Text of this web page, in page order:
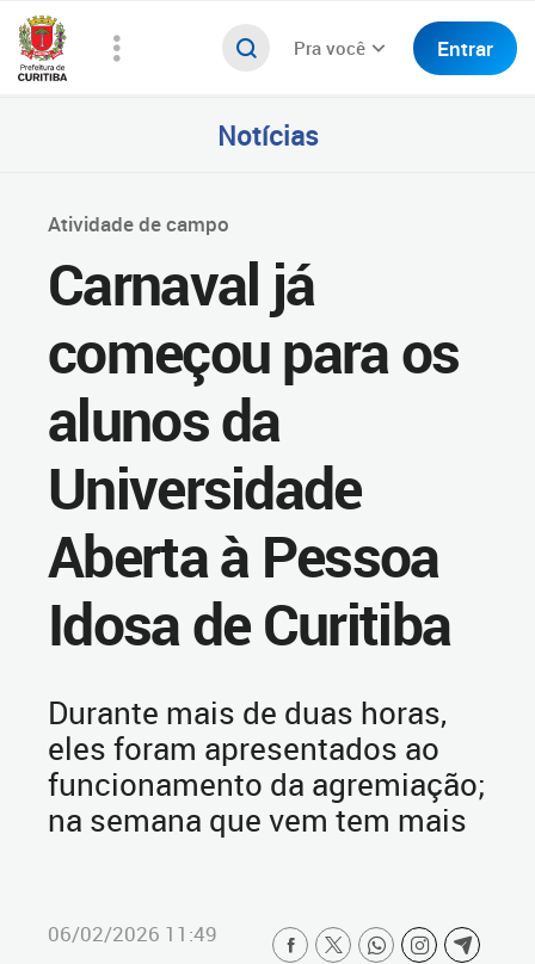
Pra você Entrar
Notícias
Atividade de campo
Carnaval já
começou para os
alunos da
Universidade
Aberta à Pessoa
Idosa de Curitiba
Durante mais de duas horas,
eles foram apresentados ao
funcionamento da agremiação;
na semana que vem tem mais
06/02/2026 11:49